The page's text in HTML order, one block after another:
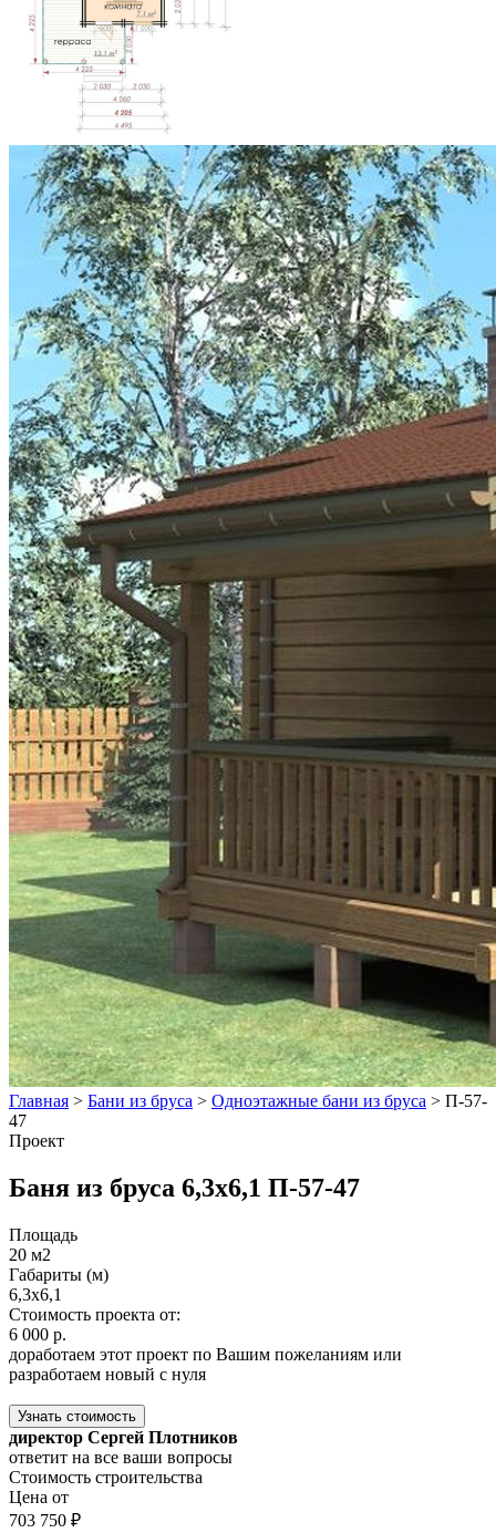
Главная > Бани из бруса > Одноэтажные бани из бруса > П-57-
47
Проект
Баня из бруса 6,3х6,1 П-57-47
Площадь
20 м2
Габариты (м)
6,3х6,1
Стоимость проекта от:
6 000 р.
доработаем этот проект по Вашим пожеланиям или
разработаем новый с нуля
Узнать стоимость
директор Сергей Плотников
ответит на все ваши вопросы
Стоимость строительства
Цена от
703 750 ₽